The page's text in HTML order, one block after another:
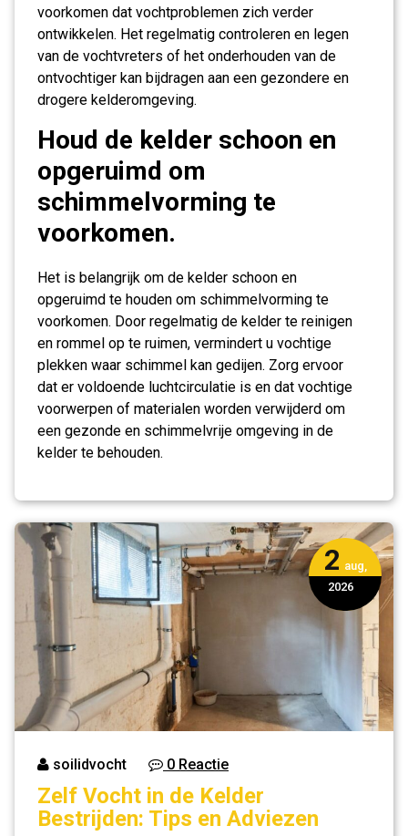
voorkomen dat vochtproblemen zich verder
ontwikkelen. Het regelmatig controleren en legen
van de vochtvreters of het onderhouden van de
ontvochtiger kan bijdragen aan een gezondere en
drogere kelderomgeving.
Houd de kelder schoon en
opgeruimd om
schimmelvorming te
voorkomen.
Het is belangrijk om de kelder schoon en
opgeruimd te houden om schimmelvorming te
voorkomen. Door regelmatig de kelder te reinigen
en rommel op te ruimen, vermindert u vochtige
plekken waar schimmel kan gedijen. Zorg ervoor
dat er voldoende luchtcirculatie is en dat vochtige
voorwerpen of materialen worden verwijderd om
een gezonde en schimmelvrije omgeving in de
kelder te behouden.
2 aug,
2026
soilidvocht 0 Reactie
Zelf Vocht in de Kelder
Bestrijden: Tips en Adviezen